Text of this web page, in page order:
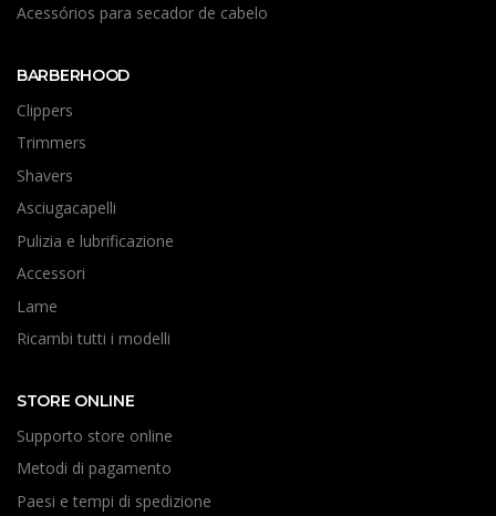
Acessórios para secador de cabelo
BARBERHOOD
Clippers
Trimmers
Shavers
Asciugacapelli
Pulizia e lubrificazione
Accessori
Lame
Ricambi tutti i modelli
STORE ONLINE
Supporto store online
Metodi di pagamento
Paesi e tempi di spedizione